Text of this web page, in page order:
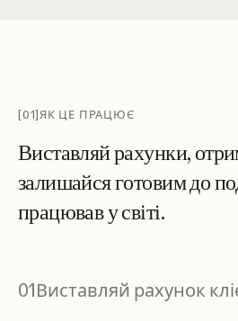
[01]ЯК ЦЕ ПРАЦЮЄ
Виставляйрахунки,отри
залишайсяготовимдопо
працювавусвіті.
01Виставляй рахунок